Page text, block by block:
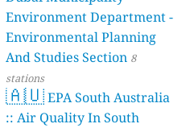
Environment Department -
Environmental Planning
And Studies Section 8
stations
🇦🇺EPA South Australia
:: Air Quality In South